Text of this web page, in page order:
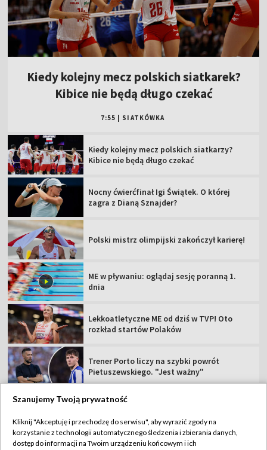
Kiedy kolejny mecz polskich siatkarek?
Kibice nie będą długo czekać
7:55 SIATKÓWKA
Kiedy kolejny mecz polskich siatkarzy?
Kibice nie będą długo czekać
Nocny ćwierćfinał Igi Świątek. O której
zagra z Dianą Sznajder?
Polski mistrz olimpijski zakończył karierę!
ME w pływaniu: oglądaj sesję poranną 1.
dnia
Lekkoatletyczne ME od dziś w TVP! Oto
rozkład startów Polaków
Trener Porto liczy na szybki powrót
Pietuszewskiego. "Jest ważny"
TVP
Szanujemy Twoją prywatność
Kliknij "Akceptuję i przechodzę do serwisu", aby wyrazić zgody na
korzystanie z technologii automatycznego śledzenia i zbierania danych,
dostęp do informacji na Twoim urządzeniu końcowym i ich